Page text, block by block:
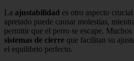
La ajustabilidad es otro aspecto
apretado puede causar molestias,
permitir que el perro se escape.
sistemas de cierre que facilitan su
el equilibrio perfecto.